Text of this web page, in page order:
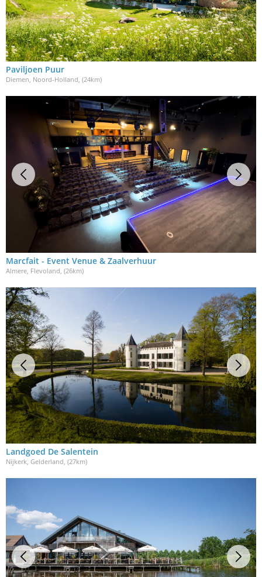
Paviljoen Puur
Diemen, Noord-Holland, (24km)
Marcfait - Event Venue & Zaalverhuur
Almere, Flevoland , (26km)
Landgoed De Salentein
Nijkerk, Gelderland, (27km)